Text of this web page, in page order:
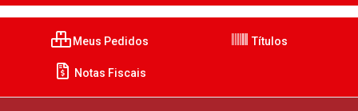
Meus Pedidos Títulos
Notas Fiscais